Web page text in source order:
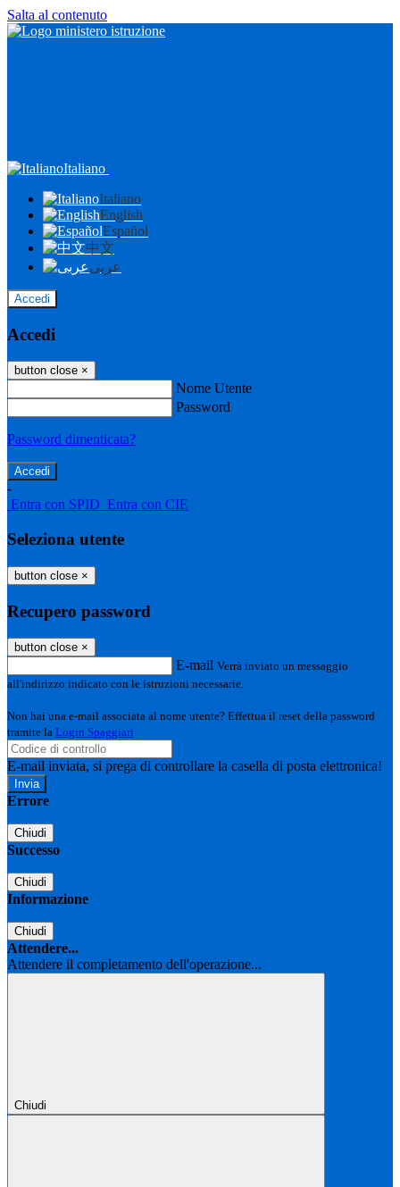
Salta al contenuto
Italiano
Italiano
English
Español
中文
عربى
Accedi
Accedi
button close ×
Nome Utente
Password
Password dimenticata?
-
Entra con SPID Entra con CIE
Seleziona utente
button close ×
Recupero password
button close ×
E-mail Verrà inviato un messaggio
all'indirizzo indicato con le istruzioni necessarie.
Non hai una e-mail associata al nome utente? Effettua il reset della password
tramite la Login Spaggiari
E-mail inviata, si prega di controllare la casella di posta elettronica!
Errore
Chiudi
Successo
Chiudi
Informazione
Chiudi
Attendere...
Attendere il completamento dell'operazione...
Chiudi